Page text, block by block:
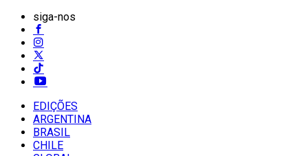
siga-nos
EDIÇÕES
ARGENTINA
BRASIL
CHILE